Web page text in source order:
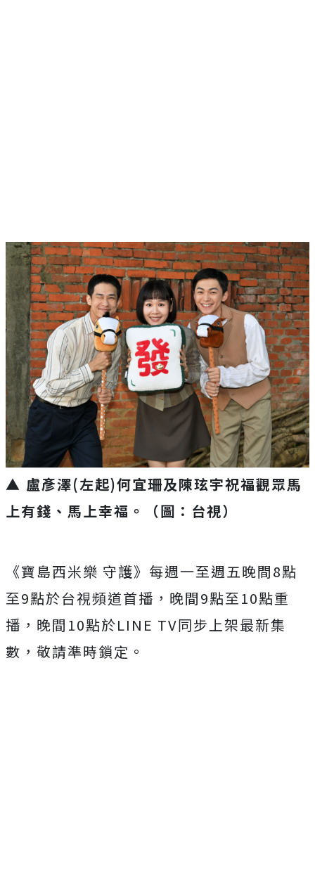
▲ 盧彥澤(左起)何宜珊及陳玹宇祝福觀眾馬
上有錢、 馬上幸福 。（圖：台視）
《寶島西米樂 守護》每週一至週五晚間8點
至9點於台視頻道首播，晚間9點至10點重
播，晚間 10點於LINE TV同步上架最新集
數，敬請準時鎖定。